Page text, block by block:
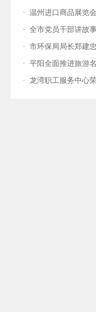
· 温州进口商品展览
· 全市党员干部讲故
· 市环保局局长郑建
· 平阳全面推进旅游
· 龙湾职工服务中心